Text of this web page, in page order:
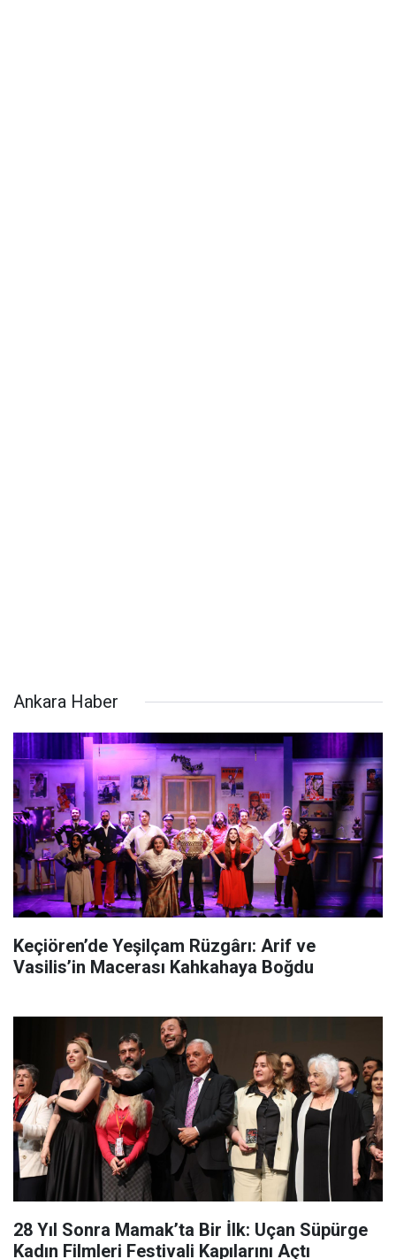
Ankara Haber
Keçiören’de Yeşilçam Rüzgârı: Arif ve
Vasilis’in Macerası Kahkahaya Boğdu
28 Yıl Sonra Mamak’ta Bir İlk: Uçan Süpürge
Kadın Filmleri Festivali Kapılarını Açtı